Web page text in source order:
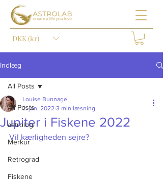
DKK (kr)
Indlæg
All Posts
astrologi
Merkur
Retrograd
Fiskene
All Posts
Jupiter i Fiskene 2022
Louise Bunnage
2. jan. 2022 3 min læsning
Vil kærligheden sejre?